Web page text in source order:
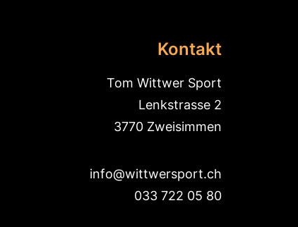
Kontakt
Tom Wittwer Sport
Lenkstrasse 2
3770 Zweisimmen
info@wittwersport.ch
033 722 05 80